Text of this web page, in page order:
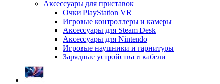
Аксессуары для приставок
Очки PlayStation VR
Игровые контроллеры и камеры
Аксессуары для Steam Desk
Аксессуары для Nintendo
Игровые наушники и гарнитуры
Зарядные устройства и кабели